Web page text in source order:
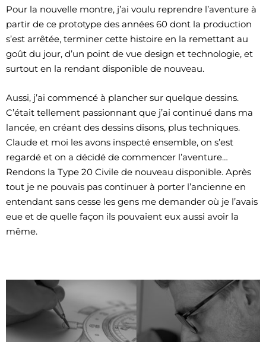
Pour la nouvelle montre, j’ai voulu reprendre l’aventure à
partir de ce prototype des années 60 dont la production
s’est arrêtée, terminer cette histoire en la remettant au
goût du jour, d’un point de vue design et technologie, et
surtout en la rendant disponible de nouveau.
Aussi, j’ai commencé à plancher sur quelque dessins.
C’était tellement passionnant que j’ai continué dans ma
lancée, en créant des dessins disons, plus techniques.
Claude et moi les avons inspecté ensemble, on s’est
regardé et on a décidé de commencer l’aventure…
Rendons la Type 20 Civile de nouveau disponible. Après
tout je ne pouvais pas continuer à porter l’ancienne en
entendant sans cesse les gens me demander où je l’avais
eue et de quelle façon ils pouvaient eux aussi avoir la
même.